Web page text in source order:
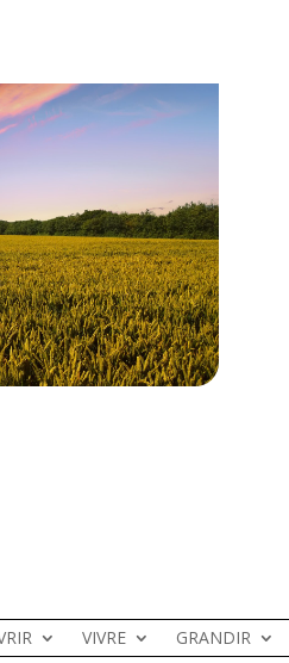
VIVRE GRANDIR